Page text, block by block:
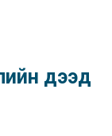
дээд